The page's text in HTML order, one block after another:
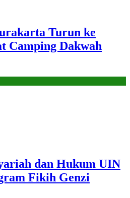
Turun ke
Camping Dakwah
dan Hukum UIN
Fikih Genzi